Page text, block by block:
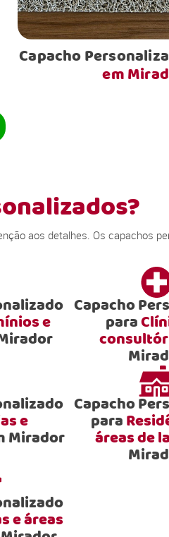
Capacho
em
aos detalhes. Os capachos
e
Capacho
para
e
Mirador
Capacho
para
áreas de
e áreas